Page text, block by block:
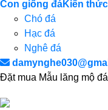
Con giống đá
Chó đá
Hạc đá
Nghê đá
Kiến thức
Đặt mua Mẫu lăng mộ